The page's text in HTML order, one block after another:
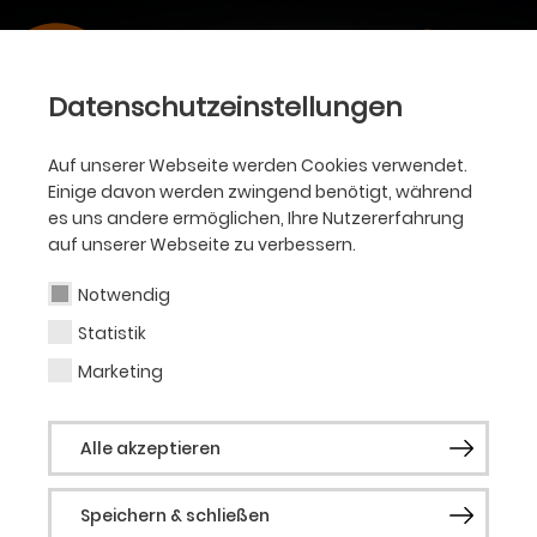
Datenschutzeinstellungen
Auf unserer Webseite werden Cookies verwendet.
Einige davon werden zwingend benötigt, während
es uns andere ermöglichen, Ihre Nutzererfahrung
auf unserer Webseite zu verbessern.
Notwendig
Statistik
Marketing
Alle akzeptieren
Speichern & schließen